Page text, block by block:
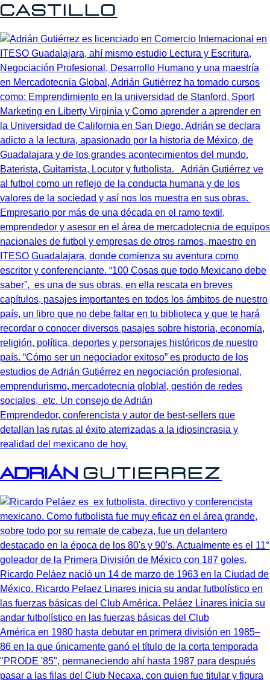
Castillo
Emprendedor, conferencista y autor de best-sellers que
detallan las rutas al éxito aterrizadas a la idiosincrasia y
realidad del mexicano de hoy.
Adrián Gutierrez